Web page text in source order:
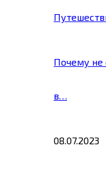
Почему не
в…
08.07.2023